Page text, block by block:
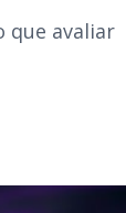
que avaliar